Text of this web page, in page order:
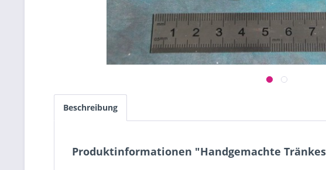
Beschreibung
Produktinformationen "Handgemachte